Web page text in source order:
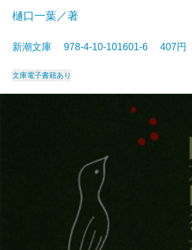
樋口一葉／著
新潮文庫 978-4-10-101601-6 407円
文庫電子書籍あり